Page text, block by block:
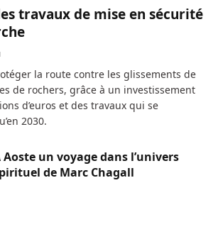
travaux de mise en sécurité
la route contre les glissements de
de rochers, grâce à un investissement
d’euros et des travaux qui se
2030.
Aoste un voyage dans l’univers
de Marc Chagall